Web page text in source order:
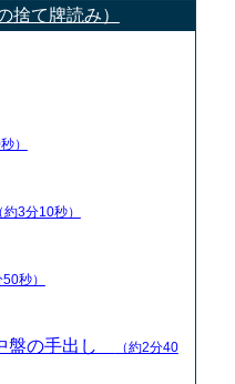
捨て牌読み）
）
約3分10秒）
50秒）
盤の手出し
（約2分40